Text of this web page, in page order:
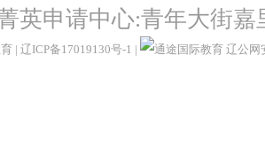
英申请中心:青年大街
| 辽ICP备17019130号-1 | 辽公网